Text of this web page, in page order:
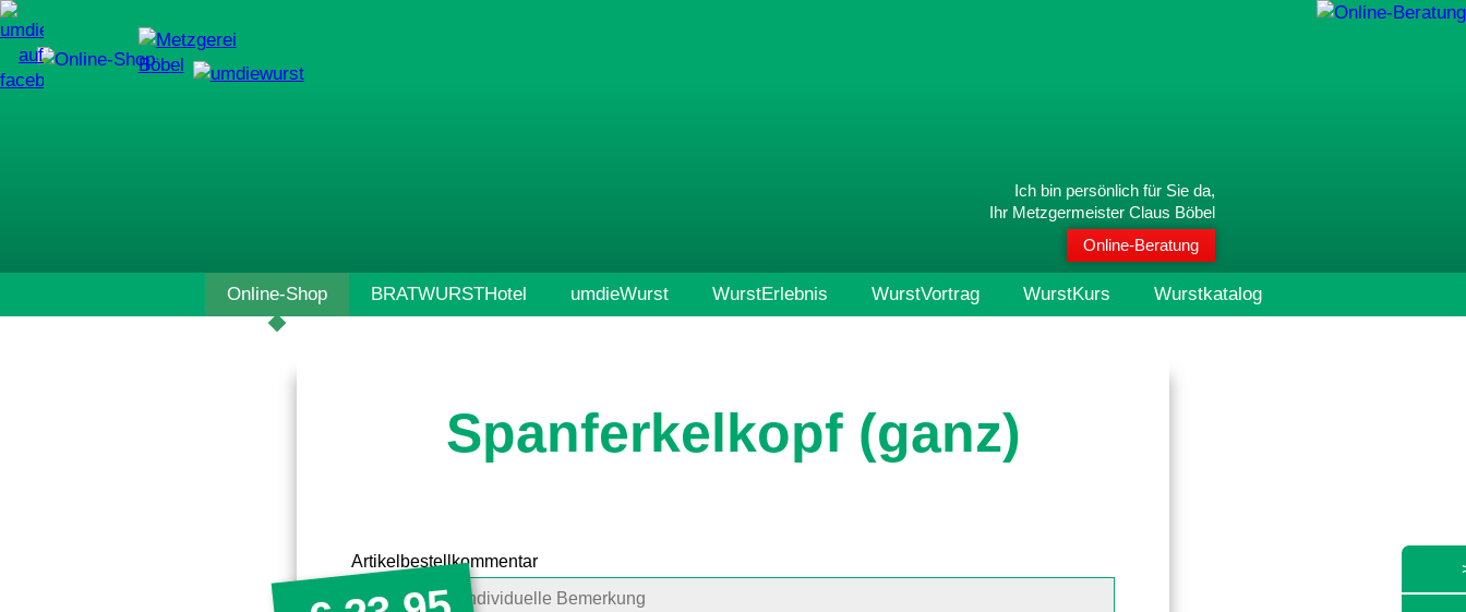
Ich bin persönlich für Sie da,
Ihr Metzgermeister Claus Böbel
Online-Beratung
Online-Shop BRATWURSTHotel umdieWurst WurstErlebnis WurstVortrag WurstKurs Wurstkatalog
Spanferkelkopf (ganz)
Artikelbestellkommentar